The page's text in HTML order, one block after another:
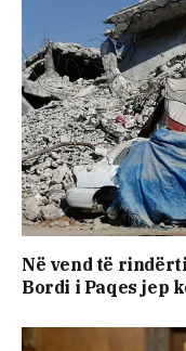
Në vend të
Bordi i Paqes jep